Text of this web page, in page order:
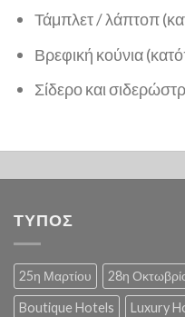
Τάμπλετ / λάπτοπ
Βρεφική κούνια
Σίδερο και
ΤΥΠΟΣ
25η Μαρτίου 28η
Boutique Hotels Luxury